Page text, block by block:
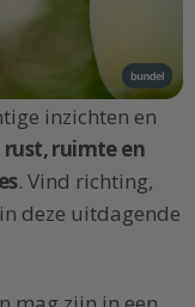
inzichten en
rust, ruimte en
. Vind richting,
deze uitdagende